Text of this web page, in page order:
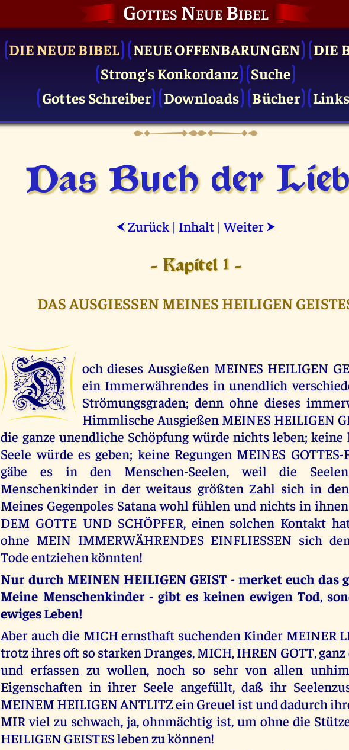
Gottes Neue Bibel
DIE NEUE BIBEL NEUE OFFENBARUNGEN
DIE
Strong's Konkordanz
Suche
Gottes Schreiber
Downloads Bücher Links
Das Buch der
⮜ Zurück | Inhalt |Weiter ⮞
- Kapitel 1 -
DAS AUSGIESSEN MEINES HEILIGEN
D
och dieses Ausgießen MEINES HEILIGEN
ein Immerwährendes in unendlich
Strömungsgraden; denn ohne dieses
Himmlische Ausgießen MEINES HEILIGEN
die ganze unendliche Schöpfung würde nichts leben; keine
Seele würde es geben; keine Regungen MEINES GOTTES-
gäbe es in den Menschen-Seelen, weil die
Menschenkinder in der weitaus größten Zahl sich in
Meines Gegenpoles Satana wohl fühlen und nichts in
DEM GOTTE UND SCHÖPFER, einen solchen Kontakt
ohne MEIN IMMERWÄHRENDES EINFLIESSEN sich
Tode entziehen könnten!
Nur durch MEINEN HEILIGEN GEIST - merket euch das
Meine Menschenkinder - gibt es keinen ewigen Tod,
ewiges Leben!
Aber auch die MICH ernsthaft suchenden Kinder MEINER
trotz ihres oft so starken Dranges, MICH, IHREN GOTT,
und erfassen zu wollen, noch so sehr von allen
Eigenschaften in ihrer Seele angefüllt, daß ihr
MEINEM HEILIGEN ANTLITZ ein Greuel ist und dadurch
MIR viel zu schwach, ja, ohnmächtig ist, um ohne die
HEILIGEN GEISTES leben zu können!